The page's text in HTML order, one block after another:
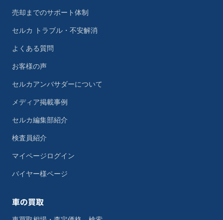
売却までのサポート体制
セルカ トラブル・不安解消
よくある質問
お客様の声
セルカアンバサダーについて
メディア掲載事例
セルカ編集部紹介
検査員紹介
マイページログイン
バイヤー様ページ
車の買取